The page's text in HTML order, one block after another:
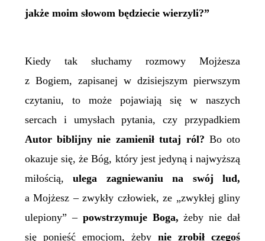
jakże moim słowom będziecie wierzyli?”
Kiedy tak słuchamy rozmowy Mojżesza
z Bogiem, zapisanej w dzisiejszym pierwszym
czytaniu, to może pojawiają się w naszych
sercach i umysłach pytania, czy przypadkiem
Autor biblijny nie zamienił tutaj ról? Bo oto
okazuje się, że Bóg, który jest jedyną i najwyższą
miłością,ulega zagniewaniu na swój lud,
a Mojżesz – zwykły człowiek, ze „zwykłej gliny
ulepiony” – powstrzymuje Boga,żeby nie dał
się ponieść emocjom, żebynie zrobił czegoś